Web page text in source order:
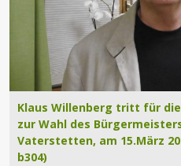
Klaus Willenberg tritt für die
zur Wahl des
Vaterstetten, am 15.März
b304)